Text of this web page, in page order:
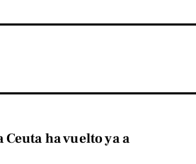
ha vuelto ya a